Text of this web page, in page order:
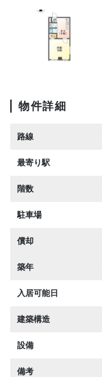
物件詳細
路線
最寄り駅
階数
駐車場
償却
築年
入居可能日
建築構造
設備
備考